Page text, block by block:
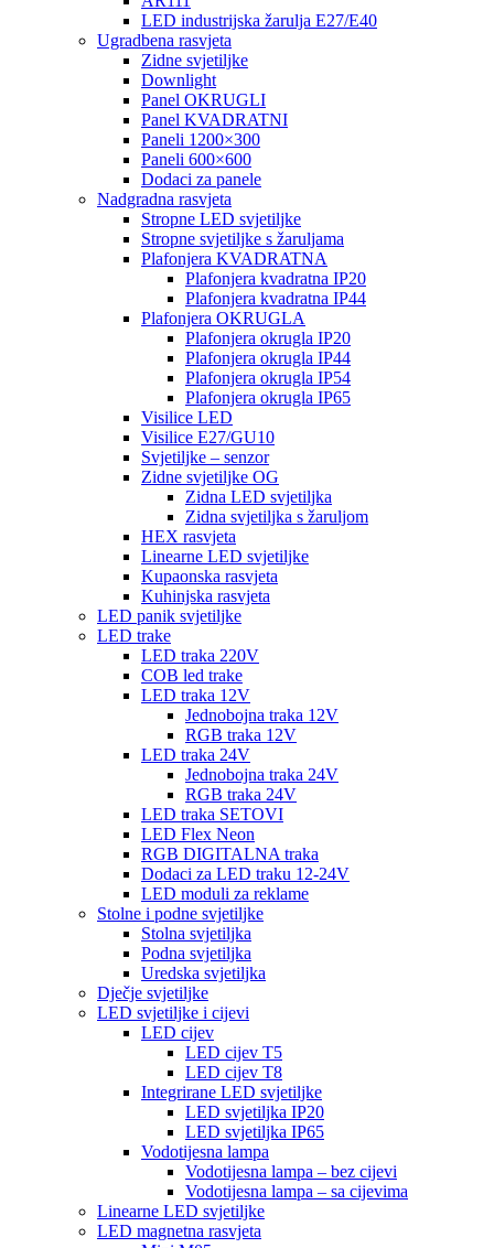
LED industrijska žarulja E27/E40
Ugradbena rasvjeta
Zidne svjetiljke
Downlight
Panel OKRUGLI
Panel KVADRATNI
Paneli 1200×300
Paneli 600×600
Dodaci za panele
Nadgradna rasvjeta
Stropne LED svjetiljke
Stropne svjetiljke s žaruljama
Plafonjera KVADRATNA
Plafonjera kvadratna IP20
Plafonjera kvadratna IP44
Plafonjera OKRUGLA
Plafonjera okrugla IP20
Plafonjera okrugla IP44
Plafonjera okrugla IP54
Plafonjera okrugla IP65
Visilice LED
Visilice E27/GU10
Svjetiljke – senzor
Zidne svjetiljke OG
Zidna LED svjetiljka
Zidna svjetiljka s žaruljom
HEX rasvjeta
Linearne LED svjetiljke
Kupaonska rasvjeta
Kuhinjska rasvjeta
LED panik svjetiljke
LED trake
LED traka 220V
COB led trake
LED traka 12V
Jednobojna traka 12V
RGB traka 12V
LED traka 24V
Jednobojna traka 24V
RGB traka 24V
LED traka SETOVI
LED Flex Neon
RGB DIGITALNA traka
Dodaci za LED traku 12-24V
LED moduli za reklame
Stolne i podne svjetiljke
Stolna svjetiljka
Podna svjetiljka
Uredska svjetiljka
Dječje svjetiljke
LED svjetiljke i cijevi
LED cijev
LED cijev T5
LED cijev T8
Integrirane LED svjetiljke
LED svjetiljka IP20
LED svjetiljka IP65
Vodotijesna lampa
Vodotijesna lampa – bez cijevi
Vodotijesna lampa – sa cijevima
Linearne LED svjetiljke
LED magnetna rasvjeta